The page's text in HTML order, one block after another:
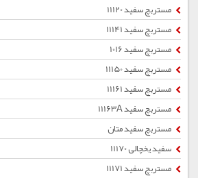
مستربچ سفید 11120
مستربچ سفید 11141
مستربچ سفید 1016
مستربچ سفید 11150
مستربچ سفید 11161
مستربچ سفید 11163A
مستربچ سفید متان
سفید یخچالی 11170
مستربچ سفید 11171